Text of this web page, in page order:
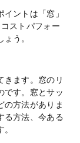
ントは「窓」
ストパフォー
う。
きます。窓のリ
です。窓とサッ
の方法がありま
る方法、今ある